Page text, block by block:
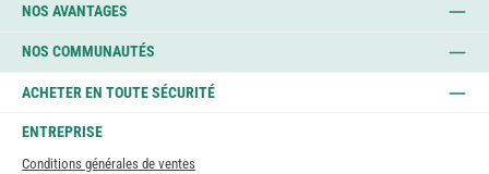
NOS AVANTAGES
NOS COMMUNAUTÉS
ACHETER EN TOUTE SÉCURITÉ
ENTREPRISE
Conditions générales de ventes